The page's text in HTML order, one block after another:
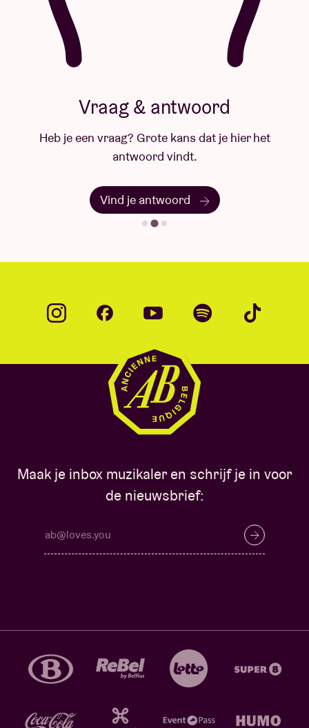
Vraag & antwoord
Heb je een vraag? Grote kans dat je hier het
antwoord vindt.
Vind je antwoord
Maak je inbox muzikaler en schrijf je in voor
de nieuwsbrief: